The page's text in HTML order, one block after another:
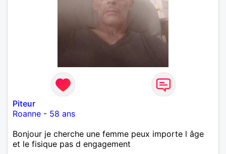
Piteur
Roanne - 58 ans
Bonjour je cherche une femme peux importe l âge
et le fisique pas d engagement